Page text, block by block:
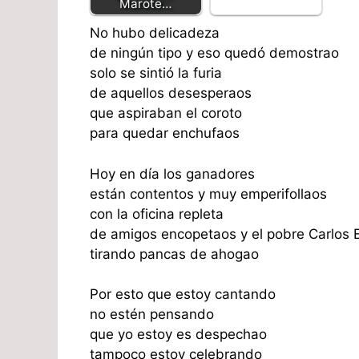
Marote…
No hubo delicadeza
de ningún tipo y eso quedó demostrao
solo se sintió la furia
de aquellos desesperaos
que aspiraban el coroto
para quedar enchufaos
Hoy en día los ganadores
están contentos y muy emperifollaos
con la oficina repleta
de amigos encopetaos y el pobre Carlos
tirando pancas de ahogao
Por esto que estoy cantando
no estén pensando
que yo estoy es despechao
tampoco estoy celebrando